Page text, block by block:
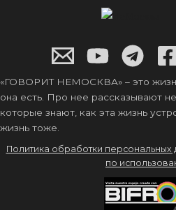
«ГОВОРИТ НЕМОСКВА» – это
она есть. Про нее рассказывают
которые знают, как эта жизнь
жизнь тоже.
Политика обработки персональных
по